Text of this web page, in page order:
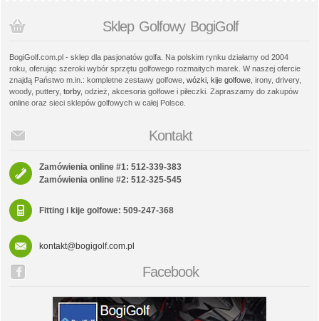
Sklep Golfowy BogiGolf
BogiGolf.com.pl - sklep dla pasjonatów golfa. Na polskim rynku działamy od 2004
roku, oferując szeroki wybór sprzętu golfowego rozmaitych marek. W naszej ofercie
znajdą Państwo m.in.: kompletne zestawy golfowe, wózki kije golfowe , irony, drivery,
woody, puttery, torby, odzież, akcesoria golfowe i piłeczki. Zapraszamy do zakupów
online oraz sieci sklepów golfowych w całej Polsce.
Kontakt
Zamówienia online #1: 512-339-383
Zamówienia online #2: 512-325-545
Fitting i kije golfowe: 509-247-368
kontakt@bogigolf.com.pl
Facebook